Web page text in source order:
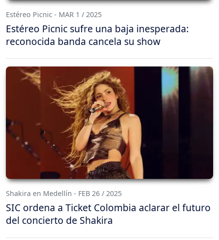
Estéreo Picnic - MAR 1 / 2025
Estéreo Picnic sufre una baja inesperada:
reconocida banda cancela su show
Shakira en Medellín - FEB 26 / 2025
SIC ordena a Ticket Colombia aclarar el futuro
del concierto de Shakira